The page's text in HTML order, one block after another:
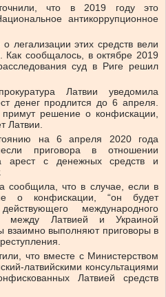
что в 2019 году это
антикоррупционное
легализации этих средств вели
Как сообщалось, в октябре 2019
суд в Риге решил
Латвии уведомила
денег продлится до 6 апреля.
решение о конфискации,
Латвии.
на 6 апреля 2020 года
приговора в отношении
арест с денежных средств и
сообщила, что в случае, если в
о конфискации, “он будет
международного
между Латвией и Украиной
взаимно выполняют приговоры в
что вместе с Министерством
латвийскими консультациями
Латвией средств